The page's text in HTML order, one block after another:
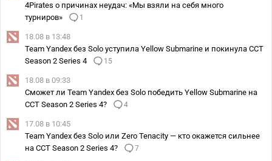
4Pirates о причинах неудач: «Мы взяли на себя много
турниров»
1
18.08 в 13:48
Team Yandex без Solo уступила Yellow Submarine и покинула CCT
Season 2 Series 4
15
18.08 в 09:33
Сможет ли Team Yandex без Solo победить Yellow Submarine на
CCT Season 2 Series 4?
4
17.08 в 10:45
Team Yandex без Solo или Zero Tenacity — кто окажется сильнее
на CCT Season 2 Series 4?
7